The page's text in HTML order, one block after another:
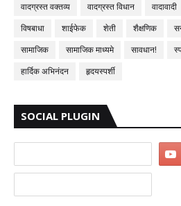
वादग्रस्त वक्तव्य
वादग्रस्त विधान वादावादी
विषबाधा
शाईफेक शेती शैक्षणिक
सामाजिक
सामाजिक माध्यमे सावधान!
हार्दिक अभिनंदन
हृदयस्पर्शी
SOCIAL PLUGIN